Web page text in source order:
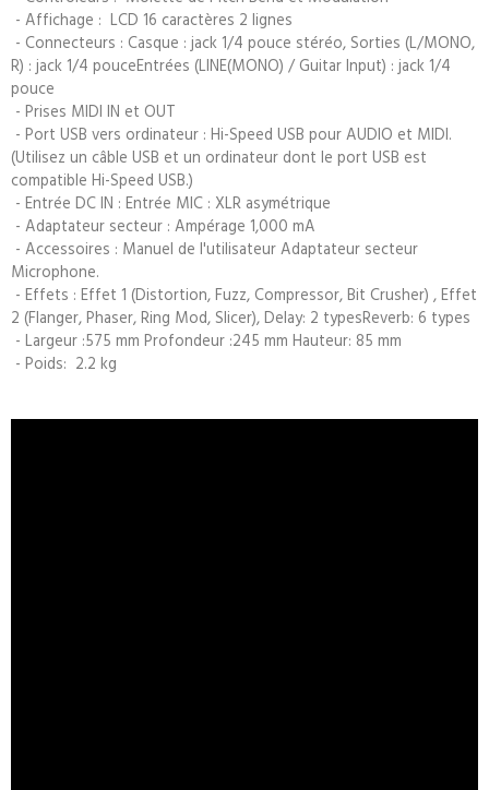
- Affichage : LCD 16 caractères 2 lignes
- Connecteurs : Casque : jack 1/4 pouce stéréo, Sorties (L/MONO,
R) : jack 1/4 pouceEntrées (LINE(MONO) / Guitar Input) : jack 1/4
pouce
- Prises MIDI IN et OUT
- Port USB vers ordinateur : Hi-Speed USB pour AUDIO et MIDI.
(Utilisez un câble USB et un ordinateur dont le port USB est
compatible Hi-Speed USB.)
- Entrée DC IN : Entrée MIC : XLR asymétrique
- Adaptateur secteur : Ampérage 1,000 mA
- Accessoires : Manuel de l'utilisateur Adaptateur secteur
Microphone.
- Effets : Effet 1 (Distortion, Fuzz, Compressor, Bit Crusher) , Effet
2 (Flanger, Phaser, Ring Mod, Slicer), Delay: 2 typesReverb: 6 types
- Largeur :575 mm Profondeur :245 mm Hauteur: 85 mm
- Poids: 2.2 kg